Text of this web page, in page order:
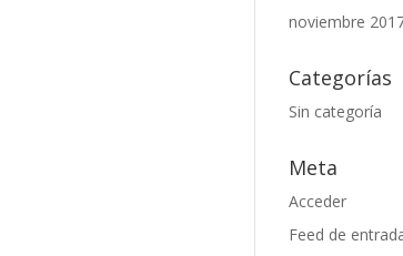
noviembre
Categorías
Sin categoría
Meta
Acceder
Feed de